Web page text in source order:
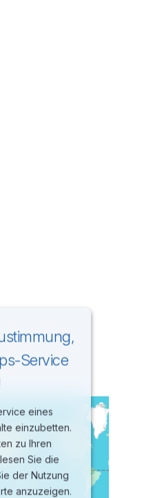
Service
eines
einzubetten.
zu Ihren
Sie die
der Nutzung
anzuzeigen.